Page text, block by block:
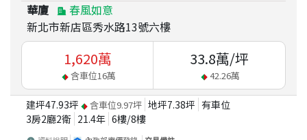
華廈
春風如意
新北市新店區秀水路13號六樓
1,620萬
含車位16萬
33.8萬/坪
42.26萬
建坪47.93坪 含車位9.97坪 地坪7.38坪 有車位
3房2廳2衛 21.4年 6樓/8樓